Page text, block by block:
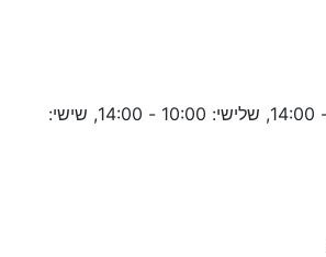
ראשון: 10:00 - 14:00, שלישי: 10:00 - 14:00, שישי: